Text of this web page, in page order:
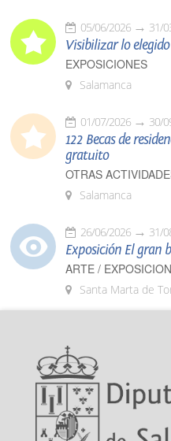
05/06/2026 31/
Visibilizar lo elegido
EXPOSICIONES
Salamanca
01/07/2026 30/
122 Becas de
gratuito
OTRAS
Salamanca
26/06/2026 31/
Exposición El gran
ARTE /
Santa Marta de